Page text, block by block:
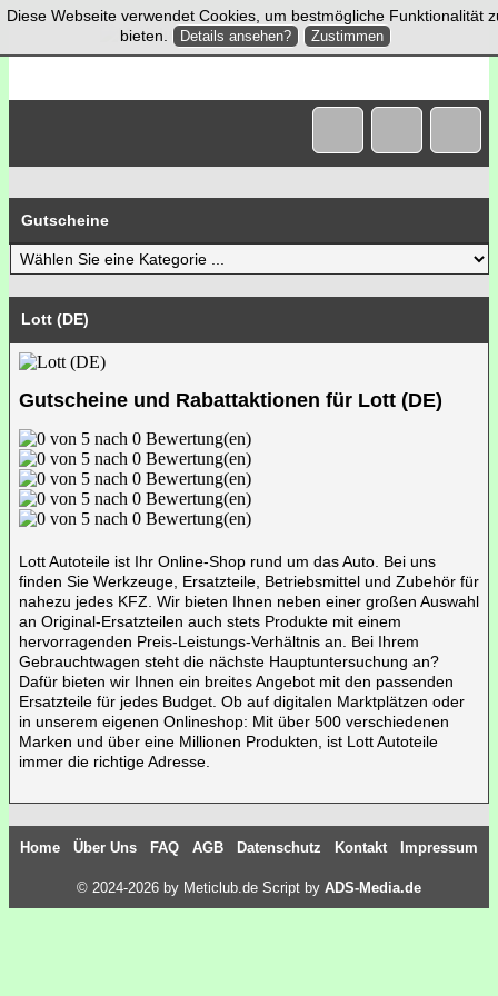
Gutscheine
Lott (DE)
Gutscheine und Rabattaktionen für Lott (DE)
Lott Autoteile ist Ihr Online-Shop rund um das Auto. Bei uns
finden Sie Werkzeuge, Ersatzteile, Betriebsmittel und Zubehör für
nahezu jedes KFZ. Wir bieten Ihnen neben einer großen Auswahl
an Original-Ersatzteilen auch stets Produkte mit einem
hervorragenden Preis-Leistungs-Verhältnis an. Bei Ihrem
Gebrauchtwagen steht die nächste Hauptuntersuchung an?
Dafür bieten wir Ihnen ein breites Angebot mit den passenden
Ersatzteile für jedes Budget. Ob auf digitalen Marktplätzen oder
in unserem eigenen Onlineshop: Mit über 500 verschiedenen
Marken und über eine Millionen Produkten, ist Lott Autoteile
immer die richtige Adresse.
Diese Webseite verwendet Cookies, um bestmögliche Funktionalität
bieten.
Details ansehen? Zustimmen
Home Über Uns FAQ AGB Datenschutz Kontakt Impressum
© 2024-2026 by Meticlub.de Script by ADS-Media.de